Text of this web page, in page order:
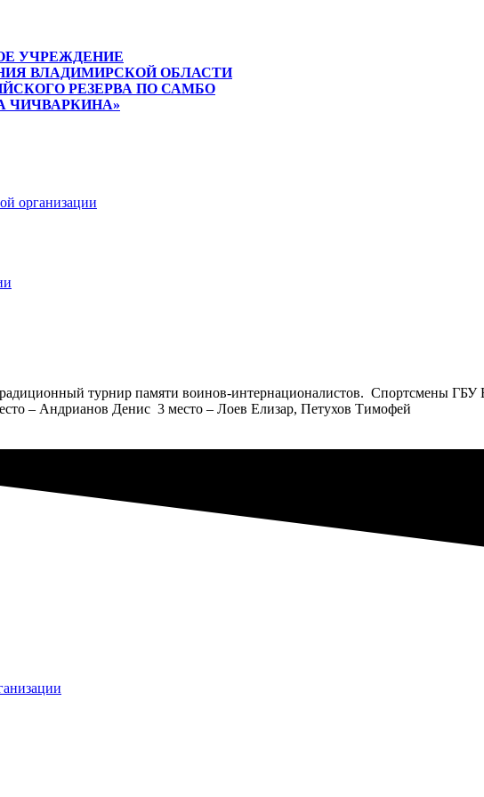
УЧРЕЖДЕНИЕ
ВЛАДИМИРСКОЙ ОБЛАСТИ
РЕЗЕРВА ПО САМБО
ЧИЧВАРКИНА»
организации
турнир памяти воинов-интернационалистов. Спортсмены
– Андрианов Денис 3 место – Лоев Елизар, Петухов Тимофей